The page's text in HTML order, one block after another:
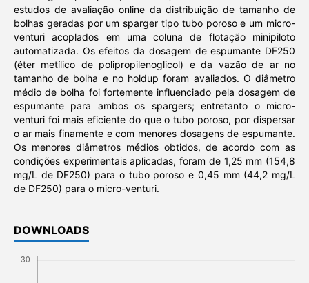
estudos de avaliação online da distribuição de tamanho de
bolhas geradas por um sparger tipo tubo poroso e um micro-
venturi acoplados em uma coluna de flotação minipiloto
automatizada. Os efeitos da dosagem de espumante DF250
(éter metílico de polipropilenoglicol) e da vazão de ar no
tamanho de bolha e no holdup foram avaliados. O diâmetro
médio de bolha foi fortemente influenciado pela dosagem de
espumante para ambos os spargers; entretanto o micro-
venturi foi mais eficiente do que o tubo poroso, por dispersar
o ar mais finamente e com menores dosagens de espumante.
Os menores diâmetros médios obtidos, de acordo com as
condições experimentais aplicadas, foram de 1,25 mm (154,8
mg/L de DF250) para o tubo poroso e 0,45 mm (44,2 mg/L
de DF250) para o micro-venturi.
DOWNLOADS